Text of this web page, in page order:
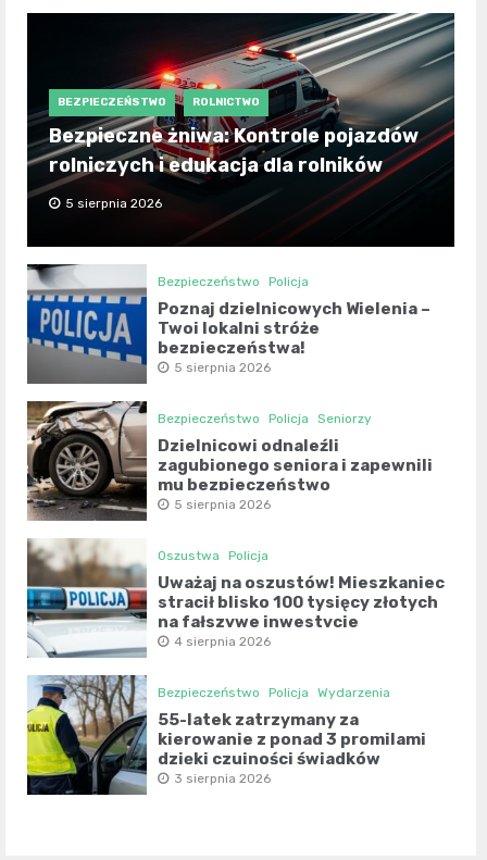
BEZPIECZEŃSTWO ROLNICTWO
Bezpieczne żniwa: Kontrole pojazdów
rolniczych i edukacja dla rolników
5 sierpnia 2026
Bezpieczeństwo Policja
Poznaj dzielnicowych Wielenia –
Twoi lokalni stróże
bezpieczeństwa!
5 sierpnia 2026
Bezpieczeństwo Policja Seniorzy
Dzielnicowi odnaleźli
zagubionego seniora i zapewnili
mu bezpieczeństwo
5 sierpnia 2026
Oszustwa Policja
Uważaj na oszustów! Mieszkaniec
stracił blisko 100 tysięcy złotych
na fałszywe inwestycje
4 sierpnia 2026
Bezpieczeństwo Policja Wydarzenia
55-latek zatrzymany za
kierowanie z ponad 3 promilami
dzięki czujności świadków
3 sierpnia 2026